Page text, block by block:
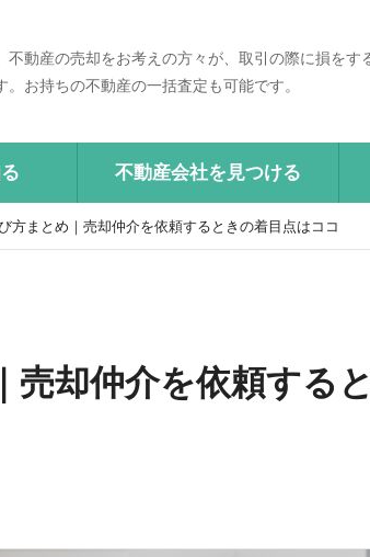
不動産の売却をお考えの方々が、取引の際に損をす
。お持ちの不動産の一括査定も可能です。
不動産会社を見つける
方まとめ｜売却仲介を依頼するときの着目点はココ
却仲介を依頼する